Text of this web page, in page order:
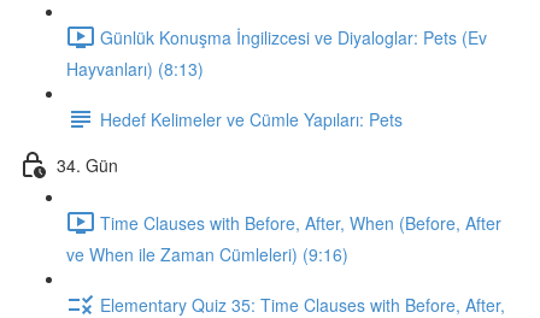
Günlük Konuşma İngilizcesi ve Diyaloglar: Pets (Ev
Hayvanları) (8:13)
Hedef Kelimeler ve Cümle Yapıları: Pets
34. Gün
Time Clauses with Before, After, When (Before, After
ve When ile Zaman Cümleleri) (9:16)
Elementary Quiz 35: Time Clauses with Before, After,